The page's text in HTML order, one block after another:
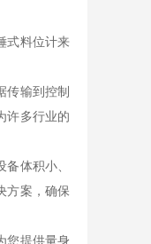
式料位计来
传输到控制
许多行业的
体积小、
方案，确保
您提供量身